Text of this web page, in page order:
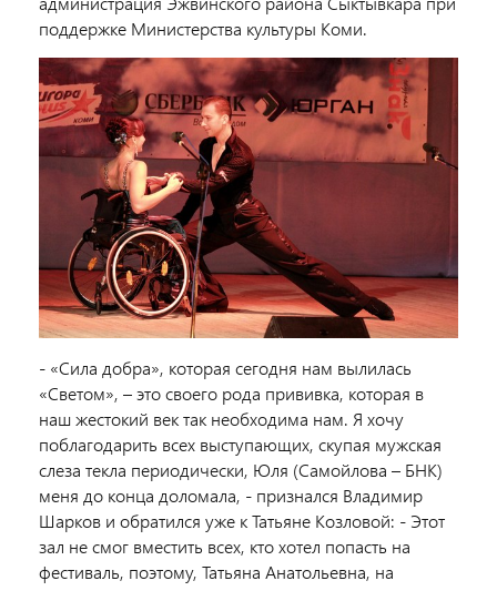
поддержке Министерства культуры Коми.
- «Сила добра», которая сегодня нам вылилась
«Светом», – это своего рода прививка, которая в
наш жестокий век так необходима нам. Я хочу
поблагодарить всех выступающих, скупая мужская
слеза текла периодически, Юля (Самойлова – БНК)
меня до конца доломала, - признался Владимир
Шарков и обратился уже к Татьяне Козловой: - Этот
зал не смог вместить всех, кто хотел попасть на
фестиваль, поэтому, Татьяна Анатольевна, на